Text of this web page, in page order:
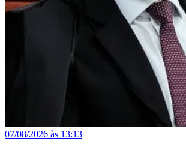
07/08/2026 às 13:13